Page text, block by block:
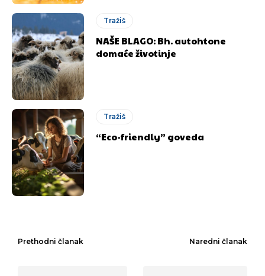
Tražiš
NAŠE BLAGO: Bh. autohtone
domaće životinje
Tražiš
“Eco-friendly” goveda
Prethodni članak Naredni članak